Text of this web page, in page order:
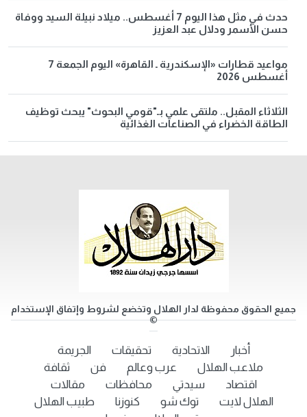
حدث في مثل هذا اليوم 7 أغسطس.. ميلاد نبيلة السيد ووفاة
حسن الأسمر ودلال عبد العزيز
مواعيد قطارات «الإسكندرية ـ القاهرة» اليوم الجمعة 7
أغسطس 2026
الثلاثاء المقبل.. ملتقى علمي بـ"قومي البحوث" يبحث توظيف
الطاقة الخضراء في الصناعات الغذائية
جميع الحقوق محفوظة لدار الهلال وتخضع لشروط وإتفاق الإستخدام
©
أخبار الاتحادية تحقيقات
الجريمة
ملاعب الهلال
عرب وعالم فن
ثقافة
اقتصاد
سيدتي محافظات
مقالات
الهلال لايت
توك شو كنوزنا
طبيب الهلال